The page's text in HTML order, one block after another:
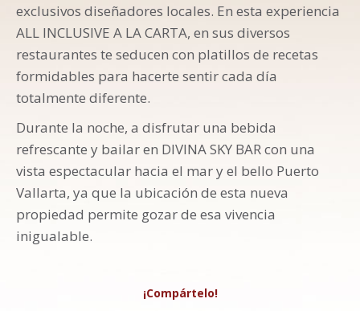
exclusivos diseñadores locales. En esta experiencia
ALL INCLUSIVE A LA CARTA, en sus diversos
restaurantes te seducen con platillos de recetas
formidables para hacerte sentir cada día
totalmente diferente.
Durante la noche, a disfrutar una bebida
refrescante y bailar en DIVINA SKY BAR con una
vista espectacular hacia el mar y el bello Puerto
Vallarta, ya que la ubicación de esta nueva
propiedad permite gozar de esa vivencia
inigualable.
¡Compártelo!